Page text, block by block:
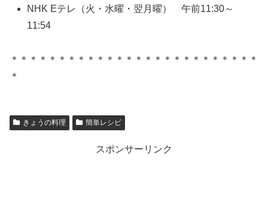
NHK Eテレ（火・水曜・翌月曜） 午前11:30～
11:54
＊＊＊＊＊＊＊＊＊＊＊＊＊＊＊＊＊＊＊＊＊＊＊＊＊＊
＊
きょうの料理 簡単レシピ
スポンサーリンク